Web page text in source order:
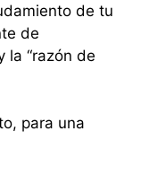
de tu
de
la “razón de
para una